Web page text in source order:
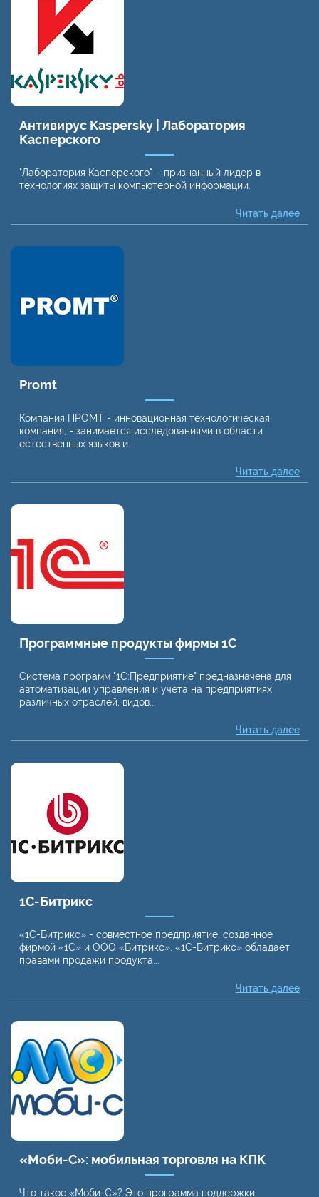
Антивирус Kaspersky | Лаборатория
Касперского
"Лаборатория Касперского" – признанный лидер в
технологиях защиты компьютерной информации.
Читать далее
Promt
Компания ПРОМТ - инновационная технологическая
компания, - занимается исследованиями в области
естественных языков и...
Читать далее
Программные продукты фирмы 1С
Система программ "1С:Предприятие" предназначена для
автоматизации управления и учета на предприятиях
различных отраслей, видов...
Читать далее
1С-Битрикс
«1С-Битрикс» - совместное предприятие, созданное
фирмой «1С» и ООО «Битрикс». «1С-Битрикс» обладает
правами продажи продукта...
Читать далее
«Моби-С»: мобильная торговля на КПК
Что такое «Моби-С»? Это программа поддержки